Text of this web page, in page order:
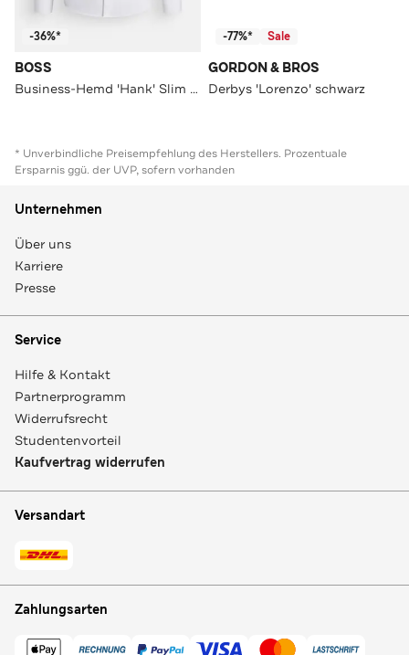
-36%*
BOSS
Business-Hemd 'Hank' Slim Fit
-77%* Sale
GORDON & BROS
Derbys 'Lorenzo' schwarz
* Unverbindliche Preisempfehlung des Herstellers. Prozentuale
Ersparnis ggü. der UVP, sofern vorhanden
Unternehmen
Über uns
Karriere
Presse
Service
Hilfe & Kontakt
Partnerprogramm
Widerrufsrecht
Studentenvorteil
Kaufvertrag widerrufen
Versandart
Zahlungsarten